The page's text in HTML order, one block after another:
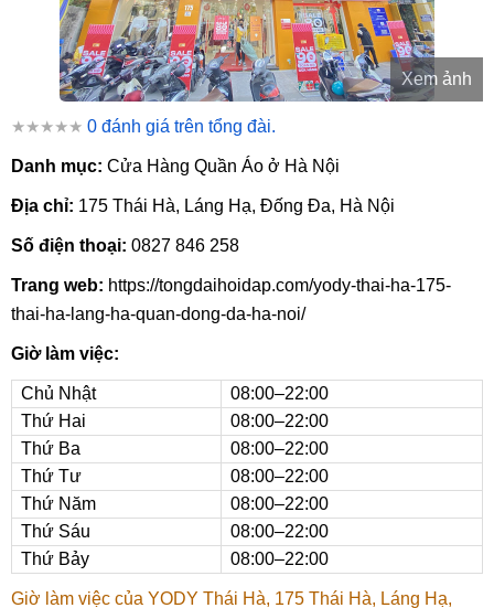
Xem ảnh
★★★★★ 0 đánh giá trên tổng đài.
Danh mục: Cửa Hàng Quần Áo ở Hà Nội
Địa chỉ: 175 Thái Hà, Láng Hạ, Đống Đa, Hà Nội
Số điện thoại: 0827 846 258
Trang web: https://tongdaihoidap.com/yody-thai-ha-175-
thai-ha-lang-ha-quan-dong-da-ha-noi/
Giờ làm việc:
Chủ Nhật
08:00–22:00
Thứ Hai
08:00–22:00
Thứ Ba
08:00–22:00
Thứ Tư
08:00–22:00
Thứ Năm
08:00–22:00
Thứ Sáu
08:00–22:00
Thứ Bảy
08:00–22:00
Giờ làm việc của YODY Thái Hà, 175 Thái Hà, Láng Hạ,